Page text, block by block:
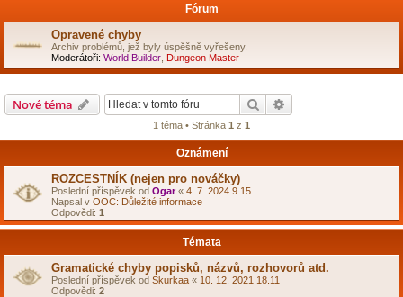
Fórum
Opravené chyby
Archiv problémů, jež byly úspěšně vyřešeny.
Moderátoři: World Builder Dungeon Master
Nové téma Hledat
1 téma • Stránka 1 z 1
Oznámení
ROZCESTNÍK (nejen pro nováčky)
Poslední příspěvek od Ogar« 4. 7. 2024 9.15
Napsal v OOC: Důležité informace
Odpovědi: 1
Témata
Gramatické chyby popisků, názvů, rozhovorů atd.
Poslední příspěvek od Skurkaa « 10. 12. 2021 18.11
Odpovědi: 2